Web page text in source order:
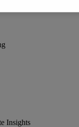
Insights